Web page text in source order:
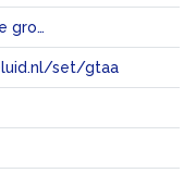
culturen van bijzondere groepen, met van de gangbare lijn afwijkende normen en doelstellingen
set/gtaa